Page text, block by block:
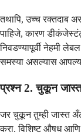
तथापि, उच्च रक्तदाब
पाहिजे, कारण
निवडण्यापूर्वी नेहमी
समस्या असल्यास आपल्या
प्रश्न 2. चुकून जास्त
जर चुकून तुम्ही जास्त
करा. विशिष्ट औषध आणि